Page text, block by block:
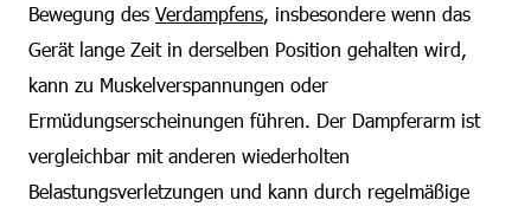
Bewegung des Verdampfens, insbesondere wenn das
Gerät lange Zeit in derselben Position gehalten wird,
kann zu Muskelverspannungen oder
Ermüdungserscheinungen führen. Der Dampferarm ist
vergleichbar mit anderen wiederholten
Belastungsverletzungen und kann durch regelmäßige